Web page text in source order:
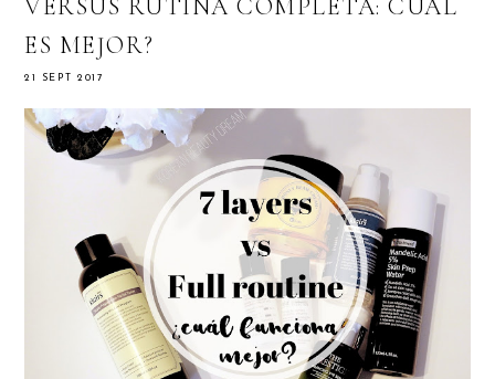
VERSUS RUTINA COMPLETA: CUÁL
ES MEJOR?
21 SEPT 2017